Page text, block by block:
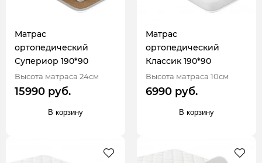
Матрас
ортопедический
Супериор 190*90
Высота матраса 24см
15990 руб.
В корзину
Матрас
ортопедический
Классик 190*90
Высота матраса 10см
6990 руб.
В корзину